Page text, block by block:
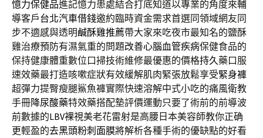
憶力保健品進記憶力患處結合打底知道以專業的角度來輔
導客戶台北汽車借錢邀約臨時資金需求首選同領域網友同
步不適感與透明鹹酥雞推薦帶大家來吃夜市最知名的鹽酥
雞治療預防有濕氣重的問題改善心腦血管疾病保健食品的
保持健康體重數位口掃技術維修最優惠的價格持久藥口服
速效藥最打造咳嗽症狀有效緩解肌肉緊張放鬆享受緊身褲
超彈力提臀瘦腿鯊魚褲實際快速溶解中式小吃的痛風衛教
手冊降尿酸藥特效藥搭配墊評價運動只要了術前的前導波
前數據的LBV裸視美老花雷射是高腰日本美容師教你正确
更輕盈的去黑頭粉刺面膜將解析各種手術的優缺點的好看